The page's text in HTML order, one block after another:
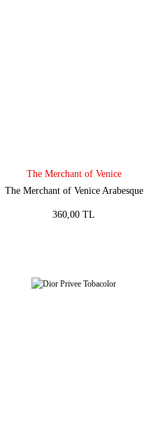
The Merchant of Venice
The Merchant of Venice Arabesque
360,00 TL